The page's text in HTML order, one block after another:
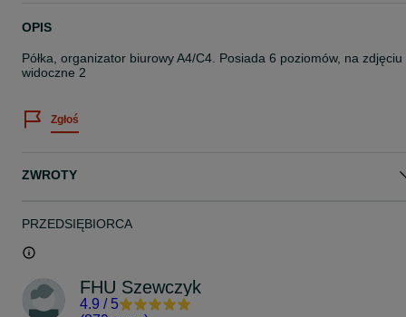
OPIS
Półka, organizator biurowy A4/C4. Posiada 6 poziomów, na zdjęciu
widoczne 2
Zgłoś
ZWROTY
PRZEDSIĘBIORCA
FHU Szewczyk
4.9 / 5